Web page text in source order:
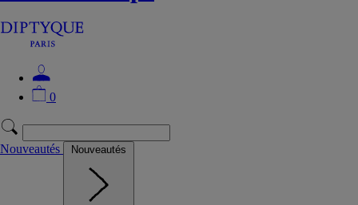
0
Nouveautés Nouveautés